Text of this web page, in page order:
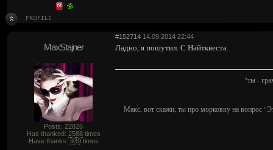
#152714 14.09.2014 22:44
MaxStajner
Posts: 22826
Has thanked: 2588times
Have thanks: 939times
Ладно, я пошутил. С Найтквеста.
"ты -
Макс, вот скажи, ты про морковку на вопрос